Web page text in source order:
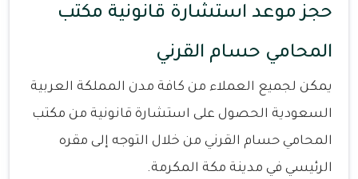
حجز موعد استشارة قانونية مكتب
المحامي حسام القرني
يمكن لجميع العملاء من كافة مدن المملكة العربية
السعودية الحصول على استشارة قانونية من مكتب
المحامي حسام القرني من خلال التوجه إلى مقره
الرئيسي في مدينة مكة المكرمة.